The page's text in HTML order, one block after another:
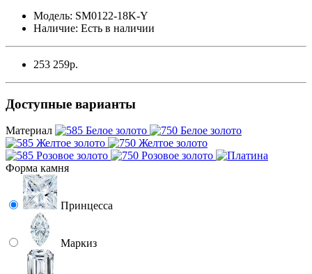
Модель: SM0122-18K-Y
Наличие: Есть в наличии
253 259р.
Доступные варианты
Материал
Форма камня
Принцесса
Маркиз